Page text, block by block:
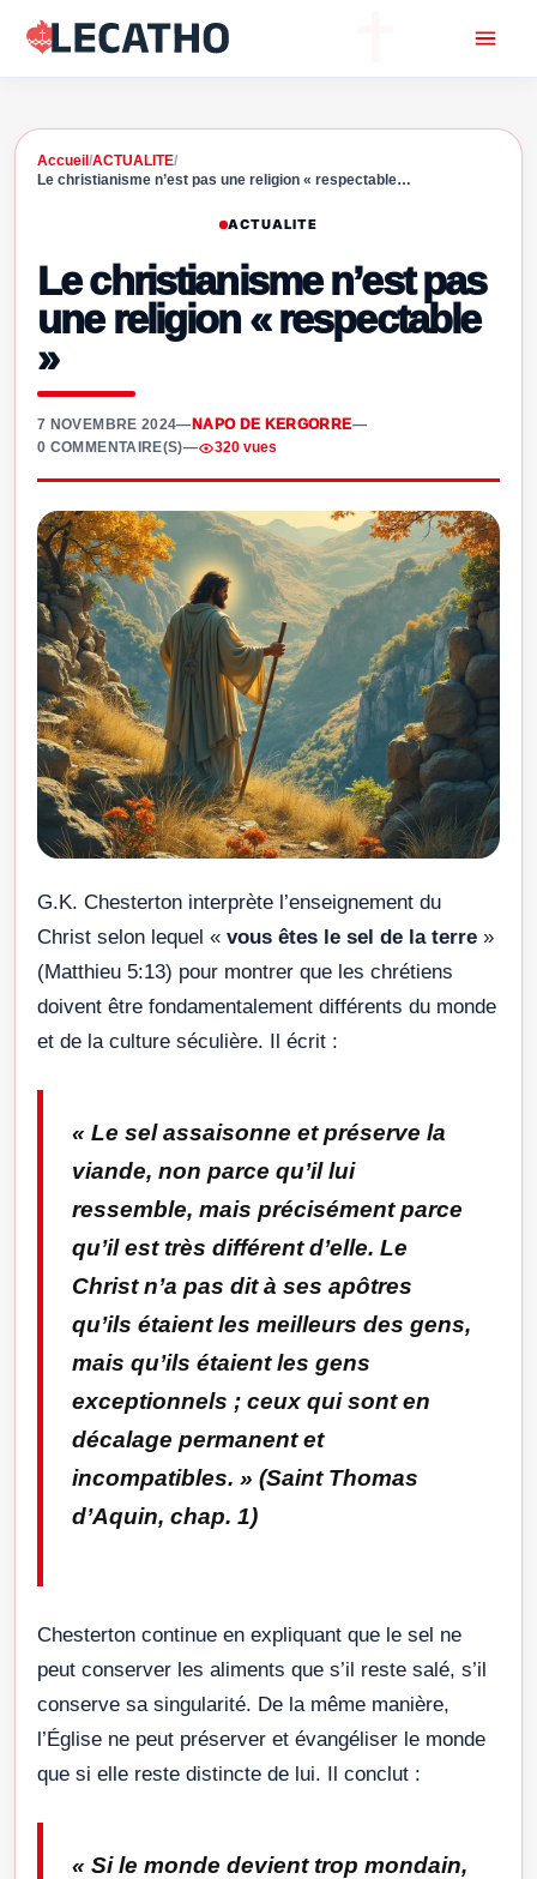
Accueil /ACTUALITE/
Le christianisme n’est pas une religion « respectable…
ACTUALITE
Le christianisme n’est pas
une religion « respectable
»
7 NOVEMBRE 2024— NAPO DE KERGORRE—
0 COMMENTAIRE(S)— 320 vues
G.K. Chesterton interprète l’enseignement du
Christ selon lequel « vous êtes le sel de la terre »
(Matthieu 5:13) pour montrer que les chrétiens
doivent être fondamentalement différents du monde
et de la culture séculière. Il écrit :
« Le sel assaisonne et préserve la
viande, non parce qu’il lui
ressemble, mais précisément parce
qu’il est très différent d’elle. Le
Christ n’a pas dit à ses apôtres
qu’ils étaient les meilleurs des gens,
mais qu’ils étaient les gens
exceptionnels ; ceux qui sont en
décalage permanent et
incompatibles. » (Saint Thomas
d’Aquin, chap. 1)
Chesterton continue en expliquant que le sel ne
peut conserver les aliments que s’il reste salé, s’il
conserve sa singularité. De la même manière,
l’Église ne peut préserver et évangéliser le monde
que si elle reste distincte de lui. Il conclut :
« Si le monde devient trop mondain,